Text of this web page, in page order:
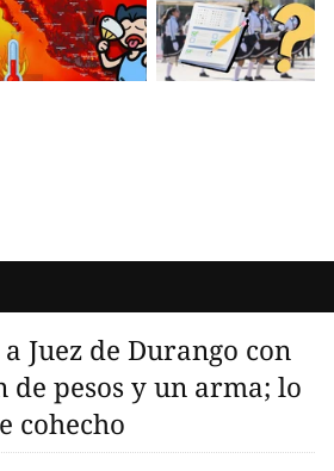
Juez de Durango con
pesos y un arma; lo
cohecho